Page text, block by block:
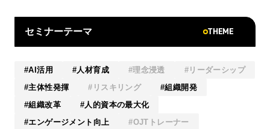
セミナーテーマ THEME
AI活用 人材育成 理念浸透
リーダーシップ
主体性発揮
リスキリング
組織開発
組織改革
人的資本の最大化
エンゲージメント向上
OJTトレーナー